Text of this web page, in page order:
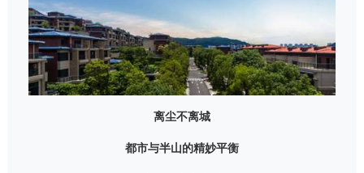
离尘不离城
都市与半山的精妙平衡